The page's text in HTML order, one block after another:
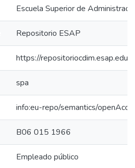
Escuela Superior de
Repositorio ESAP
https://
spa
info:eu-repo/semantics/
B06 015 1966
Empleado público